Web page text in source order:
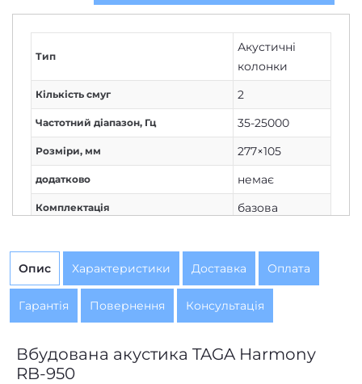
Тип
Акустичні
колонки
Кількість смуг 2
Частотний діапазон, Гц 35-25000
Розміри, мм 277×105
додатково немає
Комплектація базова
Дисплей Немає
Кількість каналів 1
Вихід на навушники Немає
Підключення
Дротове
Опис Характеристики Доставка Оплата
Гарантія Повернення Консультація
Вбудована акустика TAGA Harmony
RB-950